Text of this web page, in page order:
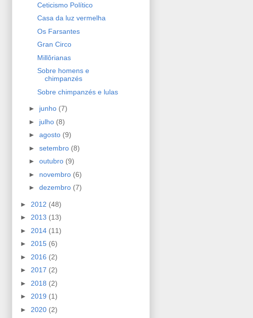
Ceticismo Político
Casa da luz vermelha
Os Farsantes
Gran Circo
Millôrianas
Sobre homens e
chimpanzés
Sobre chimpanzés e lulas
► junho (7)
► julho (8)
► agosto (9)
► setembro (8)
► outubro (9)
► novembro (6)
► dezembro (7)
► 2012 (48)
► 2013 (13)
► 2014 (11)
► 2015 (6)
► 2016 (2)
► 2017 (2)
► 2018 (2)
► 2019 (1)
► 2020 (2)